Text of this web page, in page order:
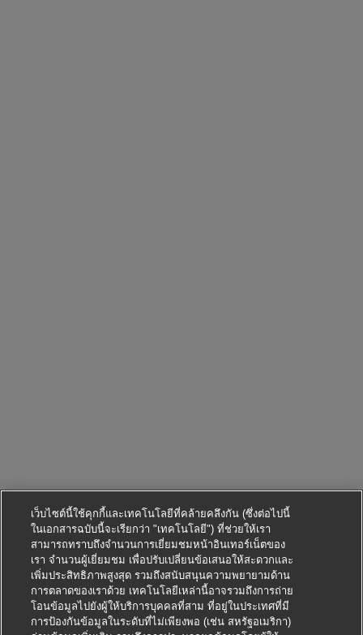
เว็บไซต์นี้ใช้คุกกี้และเทคโนโลยีที่คล้ายคลึงกัน (ซึ่งต่อไปนี้
ในเอกสารฉบับนี้จะเรียกว่า "เทคโนโลยี") ที่ช่วยให้เรา
สามารถทราบถึงจำนวนการเยี่ยมชมหน้าอินเทอร์เน็ตของ
เรา จำนวนผู้เยี่ยมชม เพื่อปรับเปลี่ยนข้อเสนอให้สะดวกและ
เพิ่มประสิทธิภาพสูงสุด รวมถึงสนับสนุนความพยายามด้าน
การตลาดของเราด้วย เทคโนโลยีเหล่านี้อาจรวมถึงการถ่าย
โอนข้อมูลไปยังผู้ให้บริการบุคคลที่สาม ที่อยู่ในประเทศที่มี
การป้องกันข้อมูลในระดับที่ไม่เพียงพอ (เช่น สหรัฐอเมริกา)